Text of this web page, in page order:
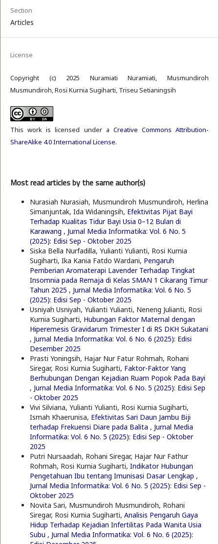
Section
Articles
License
Copyright (c) 2025 Nuramiati Nuramiati, Musmundiroh
Musmundiroh, Rosi Kurnia Sugiharti, Triseu Setianingsih
This work is licensed under a Creative Commons Attribution-
ShareAlike 4.0 International License.
Most read articles by the same author(s)
Nurasiah Nurasiah, Musmundiroh Musmundiroh, Herlina
Simanjuntak, Ida Widaningsih, Efektivitas Pijat Bayi
Terhadap Kualitas Tidur Bayi Usia 0–12 Bulan di
Karawang , Jurnal Media Informatika: Vol. 6 No. 5
(2025): Edisi Sep - Oktober 2025
Siska Bella Nurfadilla, Yulianti Yulianti, Rosi Kurnia
Sugiharti, Ika Kania Fatdo Wardani, Pengaruh
Pemberian Aromaterapi Lavender Terhadap Tingkat
Insomnia pada Remaja di Kelas SMAN 1 Cikarang Timur
Tahun 2025 , Jurnal Media Informatika: Vol. 6 No. 5
(2025): Edisi Sep - Oktober 2025
Usniyah Usniyah, Yulianti Yulianti, Neneng Julianti, Rosi
Kurnia Sugiharti, Hubungan Faktor Maternal dengan
Hiperemesis Gravidarum Trimester I di RS DKH Sukatani
, Jurnal Media Informatika: Vol. 6 No. 6 (2025): Edisi
Desember 2025
Prasti Yoningsih, Hajar Nur Fatur Rohmah, Rohani
Siregar, Rosi Kurnia Sugiharti, Faktor-Faktor Yang
Berhubungan Dengan Kejadian Ruam Popok Pada Bayi
, Jurnal Media Informatika: Vol. 6 No. 5 (2025): Edisi Sep
- Oktober 2025
Vivi Silviana, Yulianti Yulianti, Rosi Kurnia Sugiharti,
Ismah Khaerunisa, Efektivitas Sari Daun Jambu Biji
terhadap Frekuensi Diare pada Balita , Jurnal Media
Informatika: Vol. 6 No. 5 (2025): Edisi Sep - Oktober
2025
Putri Nursaadah, Rohani Siregar, Hajar Nur Fathur
Rohmah, Rosi Kurnia Sugiharti, Indikator Hubungan
Pengetahuan Ibu tentang Imunisasi Dasar Lengkap ,
Jurnal Media Informatika: Vol. 6 No. 5 (2025): Edisi Sep -
Oktober 2025
Novita Sari, Musmundiroh Musmundiroh, Rohani
Siregar, Rosi Kurnia Sugiharti, Analisis Pengaruh Gaya
Hidup Terhadap Kejadian Infertilitas Pada Wanita Usia
Subu , Jurnal Media Informatika: Vol. 6 No. 6 (2025):